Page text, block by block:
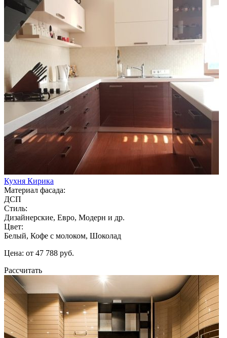
Кухня Кирика
Материал фасада:
ДСП
Стиль:
Дизайнерские, Евро, Модерн и др.
Цвет:
Белый, Кофе с молоком, Шоколад
Цена: от 47 788 руб.
Рассчитать